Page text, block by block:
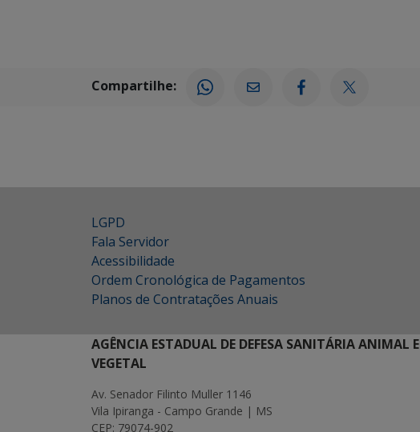
Compartilhe:
LGPD
Fala Servidor
Acessibilidade
Ordem Cronológica de Pagamentos
Planos de Contratações Anuais
AGÊNCIA ESTADUAL DE DEFESA SANITÁRIA ANIMAL E
VEGETAL
Av. Senador Filinto Muller 1146
Vila Ipiranga - Campo Grande | MS
CEP: 79074-902